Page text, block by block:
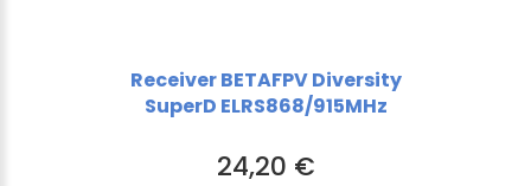
Receiver BETAFPV Diversity
SuperD ELRS868/915MHz
24,20 €